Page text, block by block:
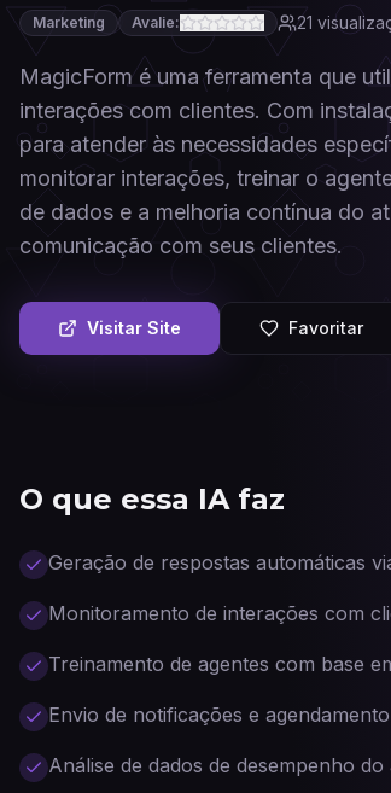
Marketing Avalie: 21
MagicForm é uma ferramenta que
interações com clientes. Com
para atender às necessidades
monitorar interações, treinar o
de dados e a melhoria contínua do
comunicação com seus clientes.
Visitar Site Favoritar
O que essa IA faz
Geração de respostas automáticas
Monitoramento de interações com
Treinamento de agentes com base
Envio de notificações e
Análise de dados de desempenho do